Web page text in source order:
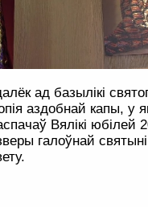
ад базылікі
аздобнай капы, у
Вялікі юбілей
галоўнай святыні